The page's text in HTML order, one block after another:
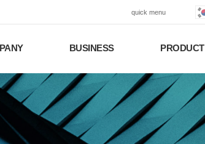
quick menu
BUSINESS PRODUCT